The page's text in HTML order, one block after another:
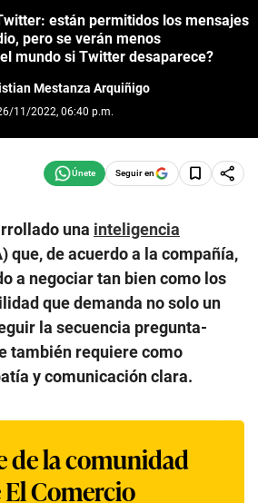
están permitidos los mensajes
pero se verán menos
mundo si Twitter desaparece?
Mestanza Arquiñigo
11/2022, 06:40 p.m.
Seguir en
una inteligencia
que, de acuerdo a la compañía,
a negociar tan bien como los
que demanda no solo un
la secuencia pregunta-
también requiere como
y comunicación clara.